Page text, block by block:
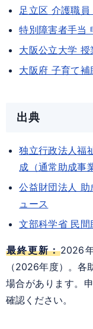
足立区 介護職員
特別障害者手当
大阪公立大学 授
大阪府 子育て補
出典
独立行政法人福
成（通常助成事
公益財団法人
ュース
文部科学省 民間
最終更新：2026
（2026年度）。各
場合があります。
確認ください。